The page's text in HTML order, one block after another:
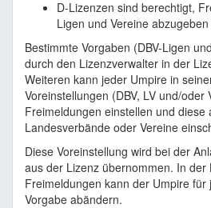
D-Lizenzen sind berechtigt,
Ligen und Vereine abzugeben
Bestimmte Vorgaben (DBV-Ligen
durch den Lizenzverwalter in der
Weiteren kann jeder Umpire in
Voreinstellungen (DBV, LV und/oder
Freimeldungen einstellen und diese
Landesverbände oder Vereine
Diese Voreinstellung wird bei der
aus der Lizenz übernommen. In der
Freimeldungen kann der Umpire für
Vorgabe abändern.